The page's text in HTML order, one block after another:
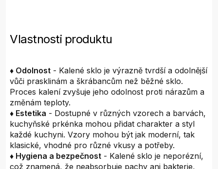
Vlastnosti produktu
♦ Odolnost - Kalené sklo je výrazně tvrdší a odolnější
vůči prasklinám a škrábancům než běžné sklo.
Proces kalení zvyšuje jeho odolnost proti nárazům a
změnám teploty.
♦ Estetika - Dostupné v různých vzorech a barvách,
kuchyňské prkénka mohou přidat charakter a styl
každé kuchyni. Vzory mohou být jak moderní, tak
klasické, vhodné pro různé vkusy a potřeby.
♦ Hygiena a bezpečnost - Kalené sklo je neporézní,
což znamená, že neabsorbuje pachy ani bakterie,